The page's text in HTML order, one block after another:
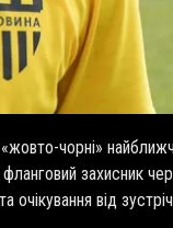
чорні»
захисник
від